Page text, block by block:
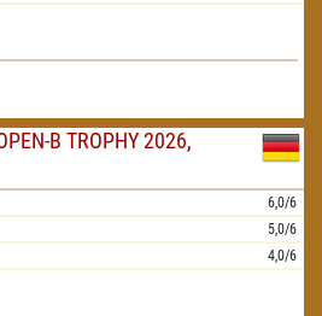
B TROPHY 2026,
6,0/6
5,0/6
4,0/6